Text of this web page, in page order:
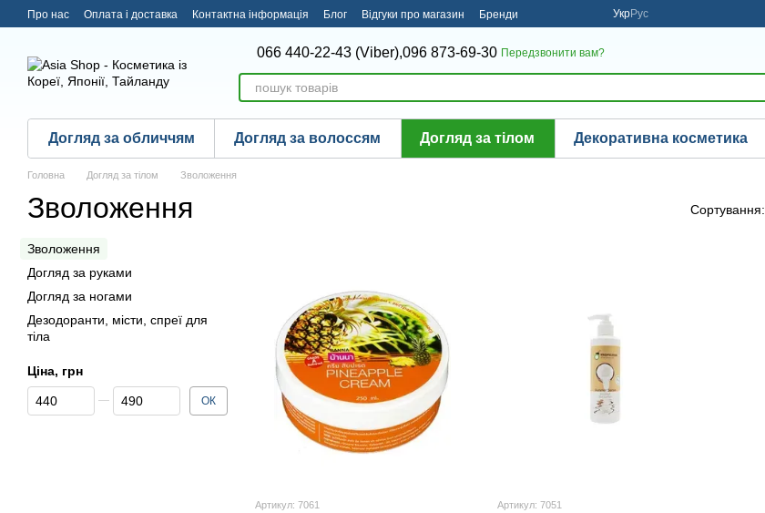
Перейти до основного контенту
Про нас Оплата і доставка Контактна інформація Блог Відгуки про магазин Бренди УкрРус
066 440-22-43 (Viber),096 873-69-30 Передзвонити вам?
Догляд за обличчям Догляд за волоссям Догляд за тілом Декоративна косметика
Головна Догляд за тілом Зволоження
Зволоження Сортування:
Артикул: 7061 Артикул: 7051
Зволоження
Догляд за руками
Догляд за ногами
Дезодоранти, місти, спреї для
тіла
Ціна, грн
Від Ціна, грн
До Ціна, грн ОК